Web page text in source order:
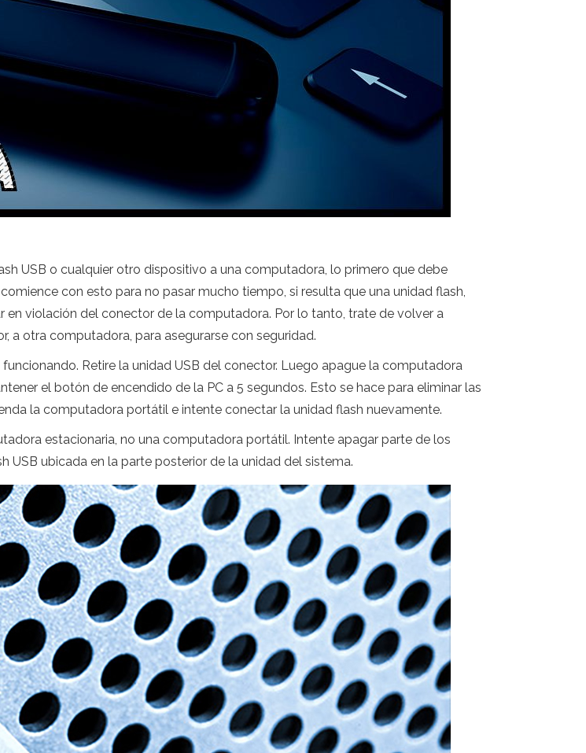
USB o cualquier otro dispositivo a una computadora, lo primero que debe
con esto para no pasar mucho tiempo, si resulta que una unidad flash,
violación del conector de la computadora. Por lo tanto, trate de volver a
a otra computadora, para asegurarse con seguridad.
Retire la unidad USB del conector. Luego apague la computadora
el botón de encendido de la PC a 5 segundos. Esto se hace para eliminar las
la computadora portátil e intente conectar la unidad flash nuevamente.
estacionaria, no una computadora portátil. Intente apagar parte de los
USB ubicada en la parte posterior de la unidad del sistema.